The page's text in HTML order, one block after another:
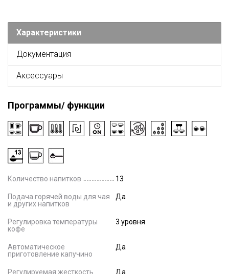
Характеристики
Документация
Аксессуары
Программы/ функции
Количество напитков 13
Подача горячей воды для чая
и других напитков
Да
Регулировка температуры
кофе
3 уровня
Автоматическое
приготовление капучино
Да
Регулируемая жесткость
Да